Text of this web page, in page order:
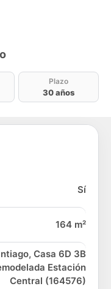
Plazo
30 años
Sí
164 m²
Casa 6D 3B
Estación
Central (164576)